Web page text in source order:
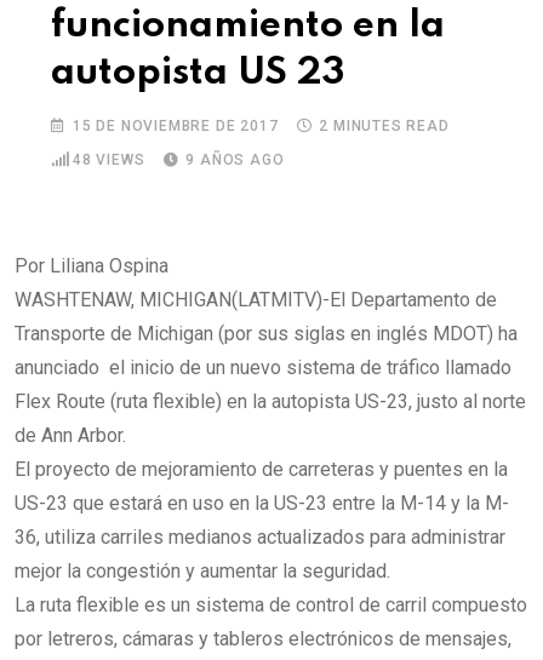
funcionamiento en la
autopista US 23
15 DE NOVIEMBRE DE 2017
2 MINUTES READ
48 VIEWS 9 AÑOS AGO
Por Liliana Ospina
WASHTENAW, MICHIGAN(LATMITV)-El Departamento de
Transporte de Michigan (por sus siglas en inglés MDOT) ha
anunciado el inicio de un nuevo sistema de tráfico llamado
Flex Route (ruta flexible) en la autopista US-23, justo al norte
de Ann Arbor.
El proyecto de mejoramiento de carreteras y puentes en la
US-23 que estará en uso en la US-23 entre la M-14 y la M-
36, utiliza carriles medianos actualizados para administrar
mejor la congestión y aumentar la seguridad.
La ruta flexible es un sistema de control de carril compuesto
por letreros, cámaras y tableros electrónicos de mensajes,